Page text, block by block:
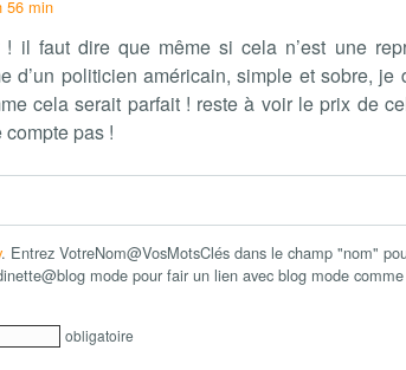
56 min
il faut dire que même si cela n’est une
d’un politicien américain, simple et sobre,
cela serait parfait ! reste à voir le prix de
pas !
. Entrez VotreNom@VosMotsClés dans le champ "nom"
mode pour fair un lien avec blog mode
obligatoire